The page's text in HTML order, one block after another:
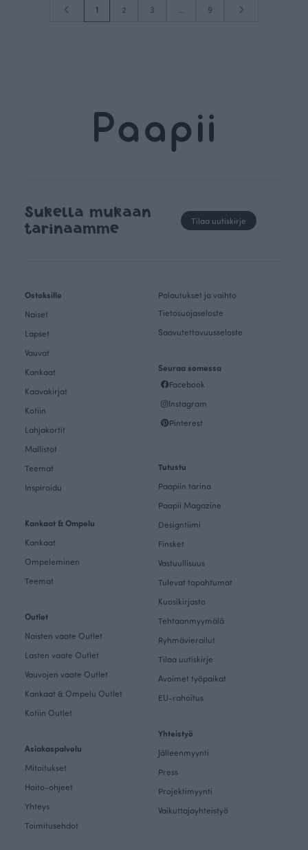
1 2 3 ... 9
Sukella mukaan
tarinaamme
Tilaa uutiskirje
Ostoksille
Naiset
Lapset
Vauvat
Kankaat
Kaavakirjat
Kotiin
Lahjakortit
Mallistot
Teemat
Inspiroidu
Kankaat & Ompelu
Kankaat
Ompeleminen
Teemat
Outlet
Naisten vaate Outlet
Lasten vaate Outlet
Vauvojen vaate Outlet
Kankaat & Ompelu Outlet
Kotiin Outlet
Asiakaspalvelu
Mitoitukset
Hoito-ohjeet
Yhteys
Toimitusehdot
Palautukset ja vaihto
Tietosuojaseloste
Saavutettavuusseloste
Seuraa somessa
Facebook
Instagram
Pinterest
Tutustu
Paapiin tarina
Paapii Magazine
Designtiimi
Finsket
Vastuullisuus
Tulevat tapahtumat
Kuosikirjasto
Tehtaanmyymälä
Ryhmävierailut
Tilaa uutiskirje
Avoimet työpaikat
EU-rahoitus
Yhteistyö
Jälleenmyynti
Press
Projektimyynti
Vaikuttajayhteistyö